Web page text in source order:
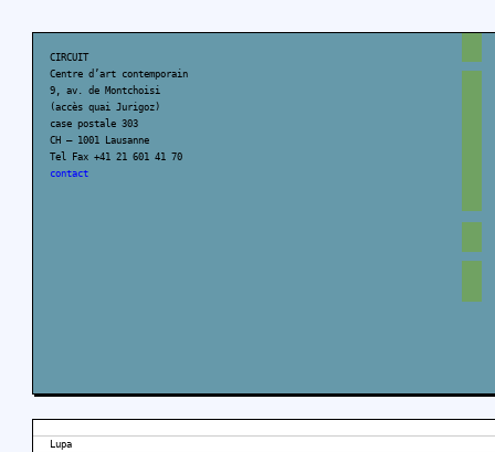
CIRCUIT
Centre d’art contemporain
9, av. de Montchoisi
(accès quai Jurigoz)
case postale 303
CH – 1001 Lausanne
Tel Fax +41 21 601 41 70
contact
Lupa